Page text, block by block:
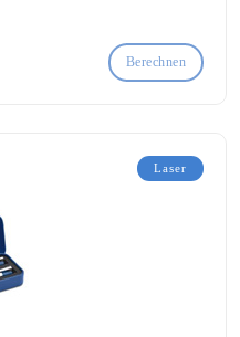
Berechnen
Laser